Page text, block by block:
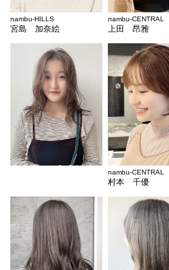
nambu-HILLS
宮島 加奈絵
nambu-CENTRAL
上田 昂雅
nambu-CENTRAL
村本 千優